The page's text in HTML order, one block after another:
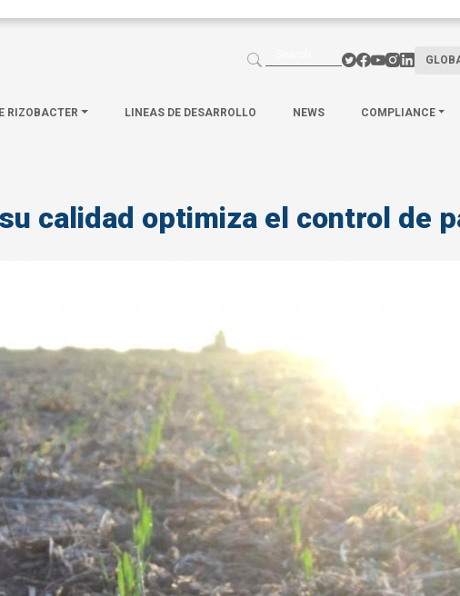
RIZOBACTER LINEAS DE DESARROLLO NEWS COMPLIANCE
calidad optimiza el control de